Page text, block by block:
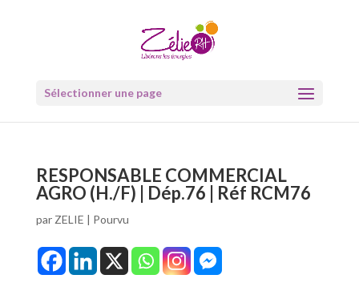
Sélectionner une page
RESPONSABLE COMMERCIAL
AGRO (H./F) | Dép.76 | Réf RCM76
par ZELIE | Pourvu